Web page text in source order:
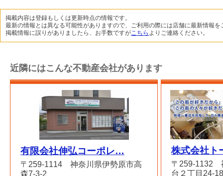
に投稿
ね！
掲載内容は登録もしくは更新時点の情報です。
最新の情報とは異なる可能性がありますので、ご利用の際には店舗に最新情報を
掲載情報に誤りがありましたら、お手数ですがこちら よりご連絡ください。
近隣にはこんな不動産会社があります
有限会社伸弘コーポレ…
〒259-1114 神奈川県伊勢原市高
森7-3-2
株式会社ト
〒259-1132
台２丁目24-18